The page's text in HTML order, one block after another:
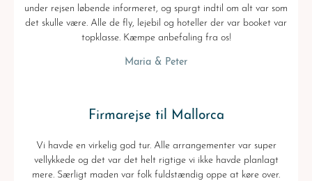
under rejsen løbende informeret, og spurgt indtil om alt var som
det skulle være. Alle de fly, lejebil og hoteller der var booket var
topklasse. Kæmpe anbefaling fra os!
Maria & Peter
Firmarejse til Mallorca
Vi havde en virkelig god tur. Alle arrangementer var super
vellykkede og det var det helt rigtige vi ikke havde planlagt
mere. Særligt maden var folk fuldstændig oppe at køre over.